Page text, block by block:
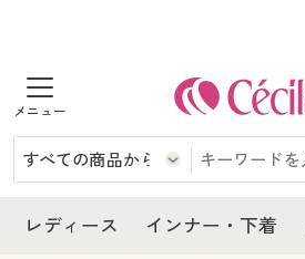
商品を探す
レディース
インナー・下着
レディース インナー・下着
レディース
レディース通販すべて
レディースファッション
インナー・下着
インナー・下着通販すべて
メンズ